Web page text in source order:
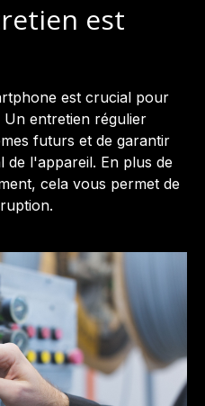
est
est crucial pour
entretien régulier
futurs et de garantir
de l'appareil. En plus de
cela vous permet de